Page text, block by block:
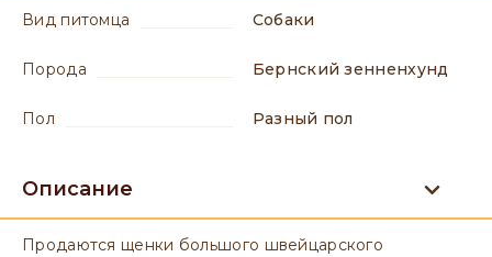
вид питомца Собаки
порода Бернский зенненхунд
пол разный пол
Описание
Продаются щенки большого швейцарского